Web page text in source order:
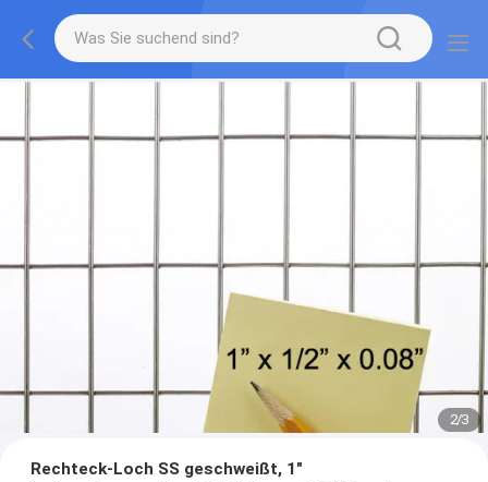
2/3
Rechteck-Loch SS geschweißt, 1"